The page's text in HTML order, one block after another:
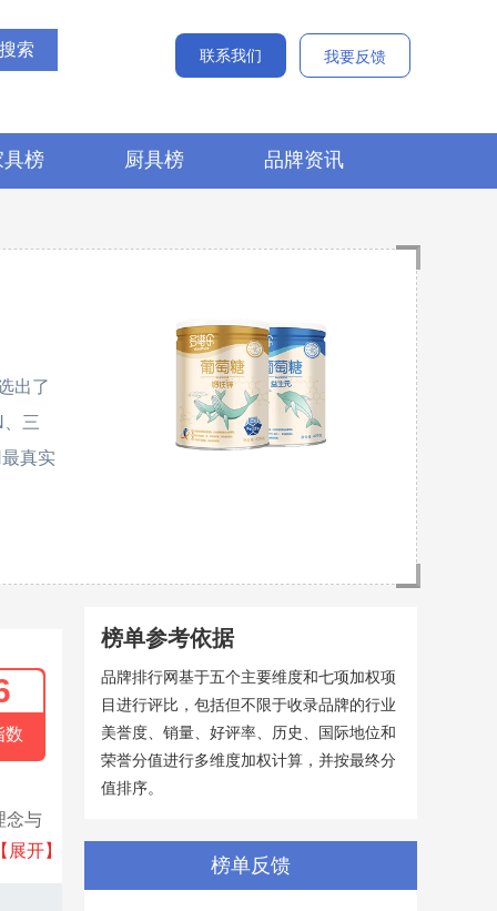
联系我们
我要反馈
具榜 厨具榜 品牌资讯
出了
三
真实
数
念与
医疗
【展开】
榜单参考依据
品牌排行网基于五个主要维度和七项加权项
目进行评比，包括但不限于收录品牌的行业
美誉度、销量、好评率、历史、国际地位和
荣誉分值进行多维度加权计算，并按最终分
值排序。
榜单反馈